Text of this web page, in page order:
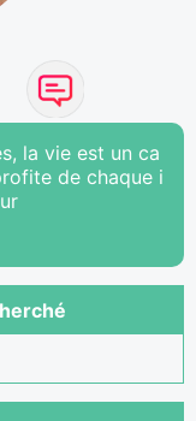
la vie est un ca
de chaque i